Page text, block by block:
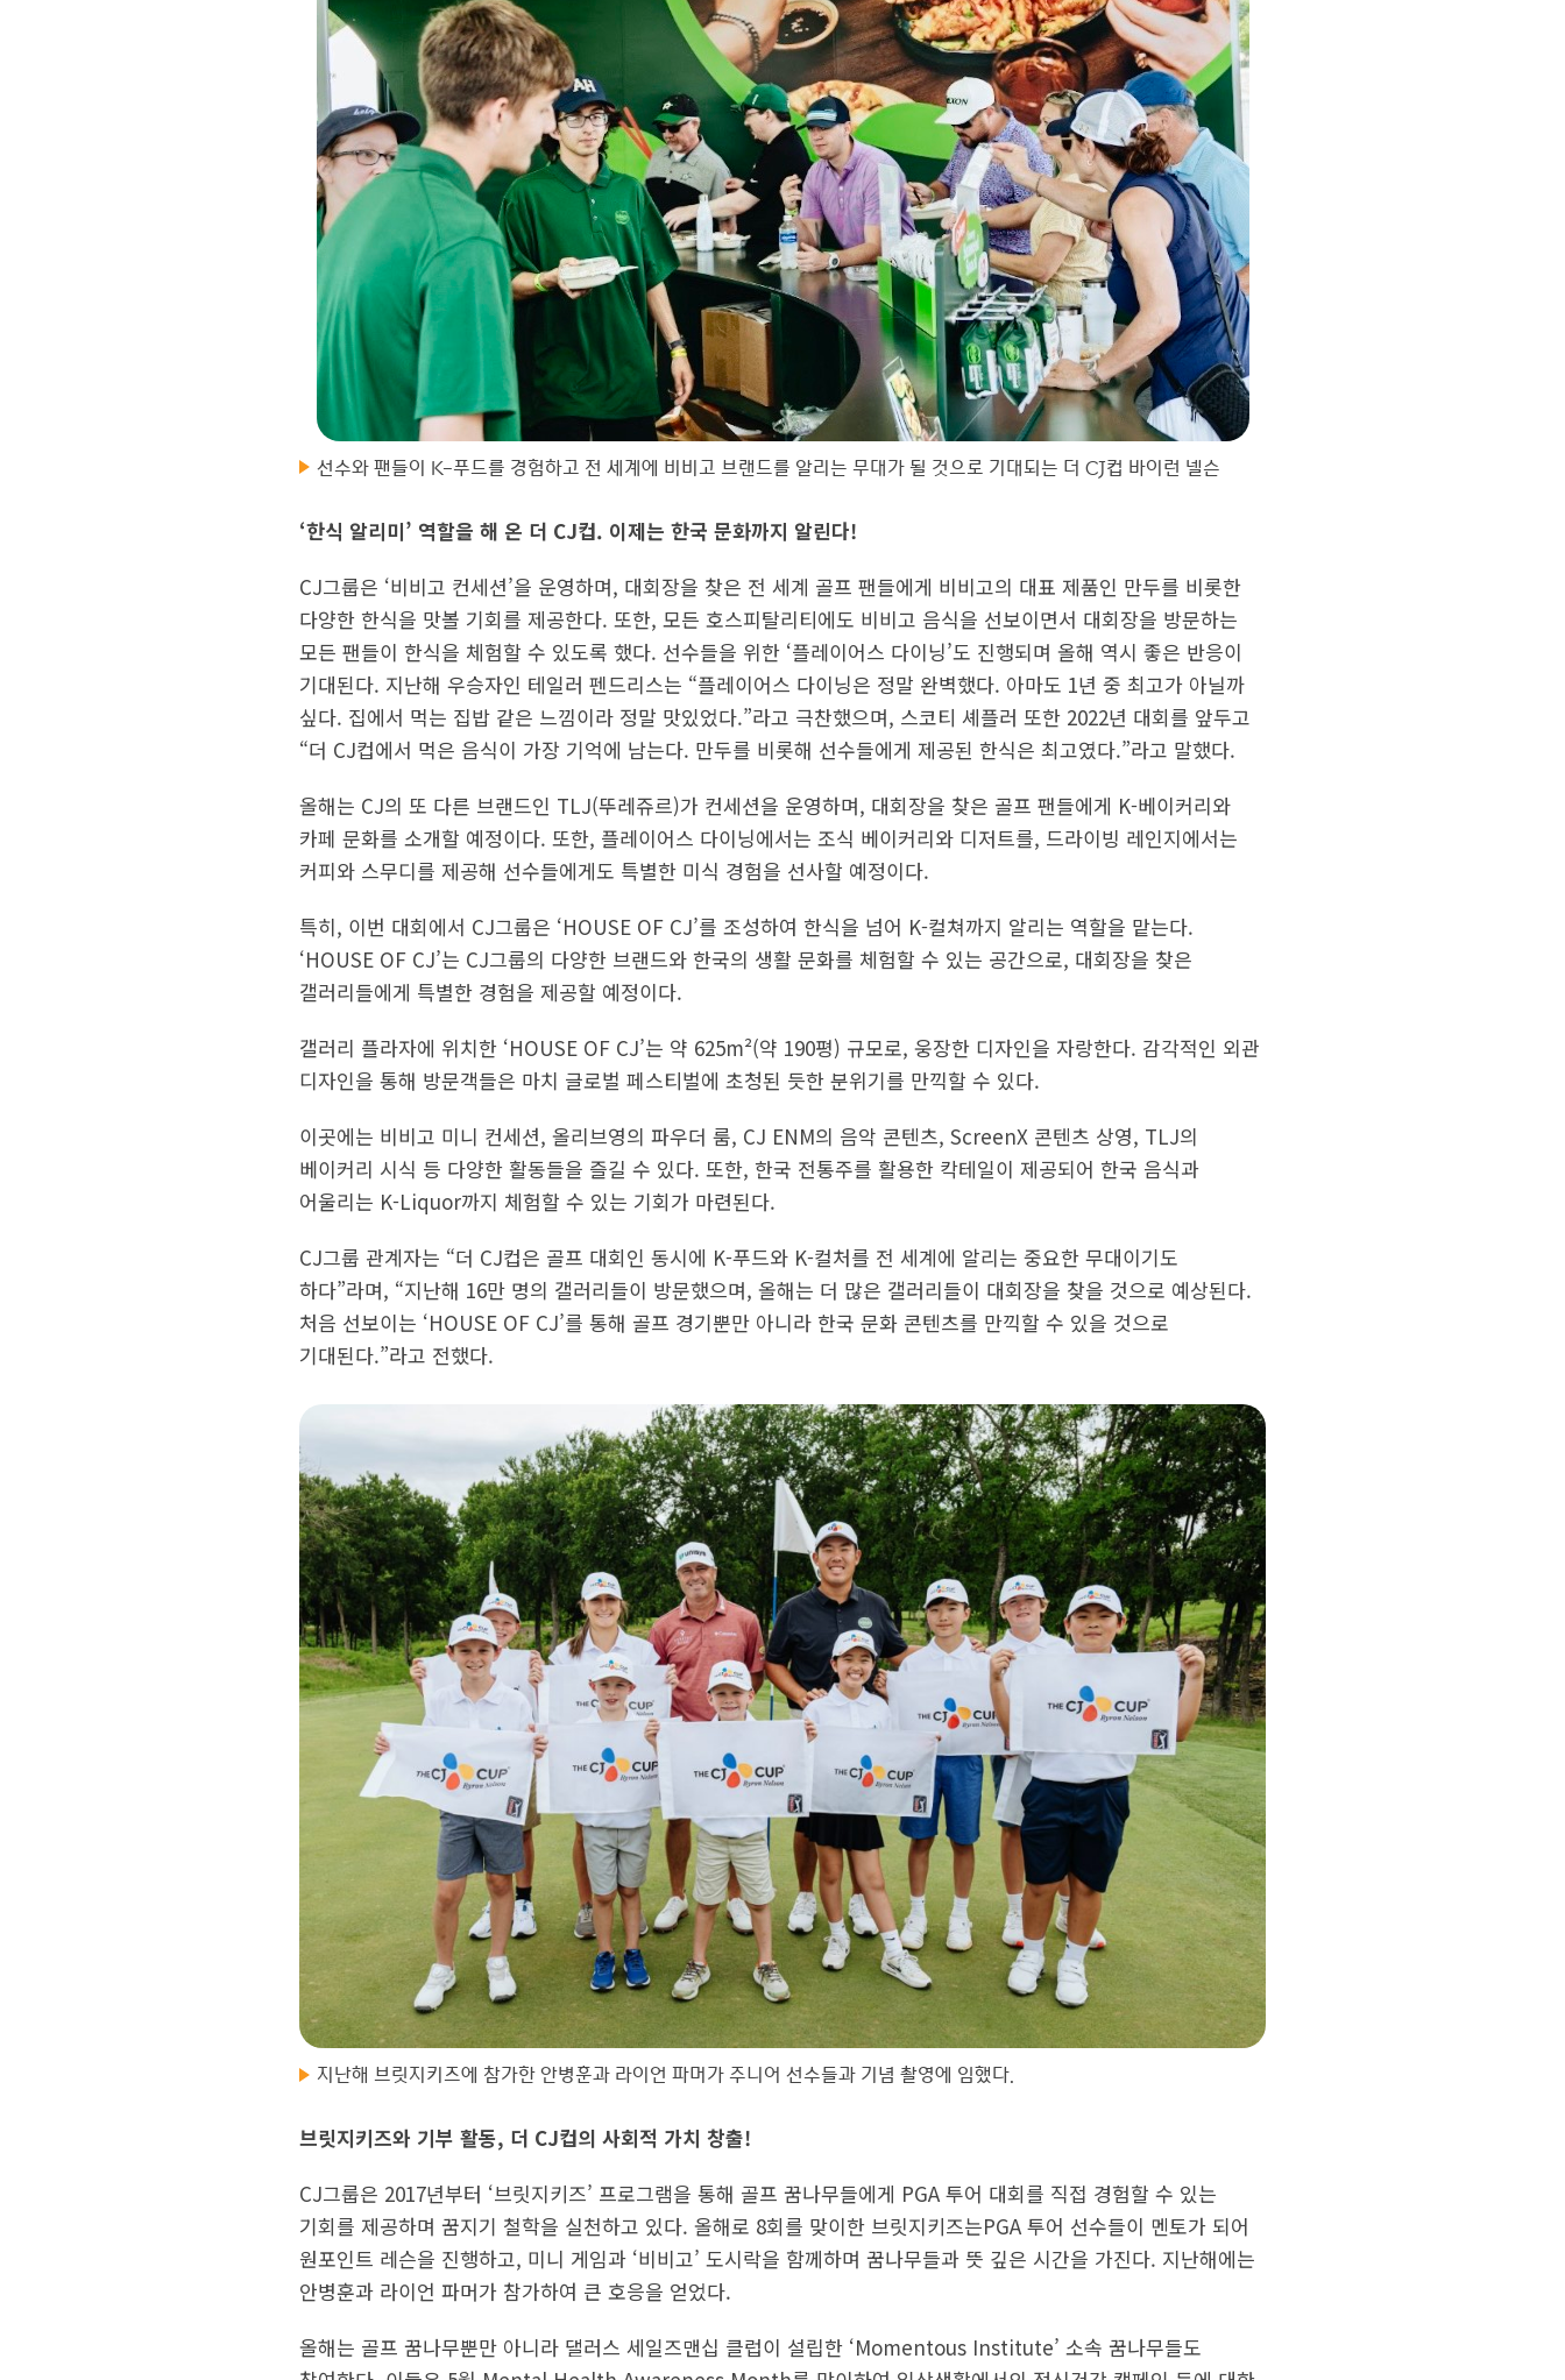
선수와 팬들이 K-푸드를 경험하고 전 세계에 비비고 브랜드를 알리는 무대가 될 것으로 기대되는 더 CJ컵 바이런 넬슨
‘한식 알리미’ 역할을 해 온 더 CJ컵. 이제는 한국 문화까지 알린다!
CJ그룹은 ‘비비고 컨세션’을 운영하며, 대회장을 찾은 전 세계 골프 팬들에게 비비고의 대표 제품인 만두를 비롯한
다양한 한식을 맛볼 기회를 제공한다. 또한, 모든 호스피탈리티에도 비비고 음식을 선보이면서 대회장을 방문하는
모든 팬들이 한식을 체험할 수 있도록 했다. 선수들을 위한 ‘플레이어스 다이닝’도 진행되며 올해 역시 좋은 반응이
기대된다. 지난해 우승자인 테일러 펜드리스는 “플레이어스 다이닝은 정말 완벽했다. 아마도 1년 중 최고가 아닐까
싶다. 집에서 먹는 집밥 같은 느낌이라 정말 맛있었다.”라고 극찬했으며, 스코티 셰플러 또한 2022년 대회를 앞두고
“더 CJ컵에서 먹은 음식이 가장 기억에 남는다. 만두를 비롯해 선수들에게 제공된 한식은 최고였다.”라고 말했다.
올해는 CJ의 또 다른 브랜드인 TLJ(뚜레쥬르)가 컨세션을 운영하며, 대회장을 찾은 골프 팬들에게 K-베이커리와
카페 문화를 소개할 예정이다. 또한, 플레이어스 다이닝에서는 조식 베이커리와 디저트를, 드라이빙 레인지에서는
커피와 스무디를 제공해 선수들에게도 특별한 미식 경험을 선사할 예정이다.
특히, 이번 대회에서 CJ그룹은 ‘HOUSE OF CJ’를 조성하여 한식을 넘어 K-컬쳐까지 알리는 역할을 맡는다.
‘HOUSE OF CJ’는 CJ그룹의 다양한 브랜드와 한국의 생활 문화를 체험할 수 있는 공간으로, 대회장을 찾은
갤러리들에게 특별한 경험을 제공할 예정이다.
갤러리 플라자에 위치한 ‘HOUSE OF CJ’는 약 625m²(약 190평) 규모로, 웅장한 디자인을 자랑한다. 감각적인 외관
디자인을 통해 방문객들은 마치 글로벌 페스티벌에 초청된 듯한 분위기를 만끽할 수 있다.
이곳에는 비비고 미니 컨세션, 올리브영의 파우더 룸, CJ ENM의 음악 콘텐츠, ScreenX 콘텐츠 상영, TLJ의
베이커리 시식 등 다양한 활동들을 즐길 수 있다. 또한, 한국 전통주를 활용한 칵테일이 제공되어 한국 음식과
어울리는 K-Liquor까지 체험할 수 있는 기회가 마련된다.
CJ그룹 관계자는 “더 CJ컵은 골프 대회인 동시에 K-푸드와 K-컬처를 전 세계에 알리는 중요한 무대이기도
하다”라며, “지난해 16만 명의 갤러리들이 방문했으며, 올해는 더 많은 갤러리들이 대회장을 찾을 것으로 예상된다.
처음 선보이는 ‘HOUSE OF CJ’를 통해 골프 경기뿐만 아니라 한국 문화 콘텐츠를 만끽할 수 있을 것으로
기대된다.”라고 전했다.
지난해 브릿지키즈에 참가한 안병훈과 라이언 파머가 주니어 선수들과 기념 촬영에 임했다.
브릿지키즈와 기부 활동, 더 CJ컵의 사회적 가치 창출!
CJ그룹은 2017년부터 ‘브릿지키즈’ 프로그램을 통해 골프 꿈나무들에게 PGA 투어 대회를 직접 경험할 수 있는
기회를 제공하며 꿈지기 철학을 실천하고 있다. 올해로 8회를 맞이한 브릿지키즈는PGA 투어 선수들이 멘토가 되어
원포인트 레슨을 진행하고, 미니 게임과 ‘비비고’ 도시락을 함께하며 꿈나무들과 뜻 깊은 시간을 가진다. 지난해에는
안병훈과 라이언 파머가 참가하여 큰 호응을 얻었다.
올해는 골프 꿈나무뿐만 아니라 댈러스 세일즈맨십 클럽이 설립한 ‘Momentous Institute’ 소속 꿈나무들도